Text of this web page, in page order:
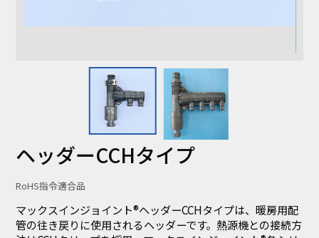
ヘッダーCCHタイプ
RoHS指令適合品
マックスインジョイント®ヘッダーCCHタイプは、暖房用配
管の往き戻りに使用されるヘッダーです。熱源機との接続方